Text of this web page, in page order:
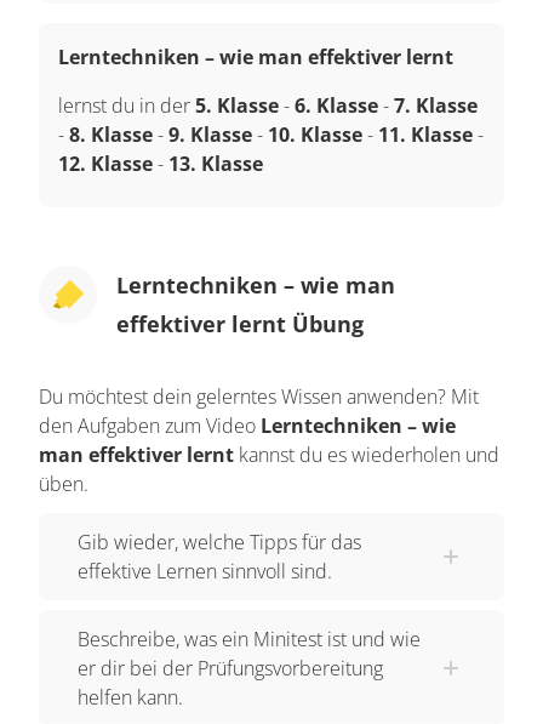
Lerntechniken – wie man effektiver lernt
lernst du in der5. Klasse-6. Klasse-7. Klasse
-8. Klasse-9. Klasse- 10. Klasse- 11. Klasse-
12. Klasse- 13. Klasse
Lerntechniken – wie man
effektiver lernt Übung
Du möchtest dein gelerntes Wissen anwenden? Mit
den Aufgaben zum Video Lerntechniken – wie
man effektiver lernt kannst du es wiederholen und
üben.
Gib wieder, welche Tipps für das
effektive Lernen sinnvoll sind.
Beschreibe, was ein Minitest ist und wie
er dir bei der Prüfungsvorbereitung
helfen kann.